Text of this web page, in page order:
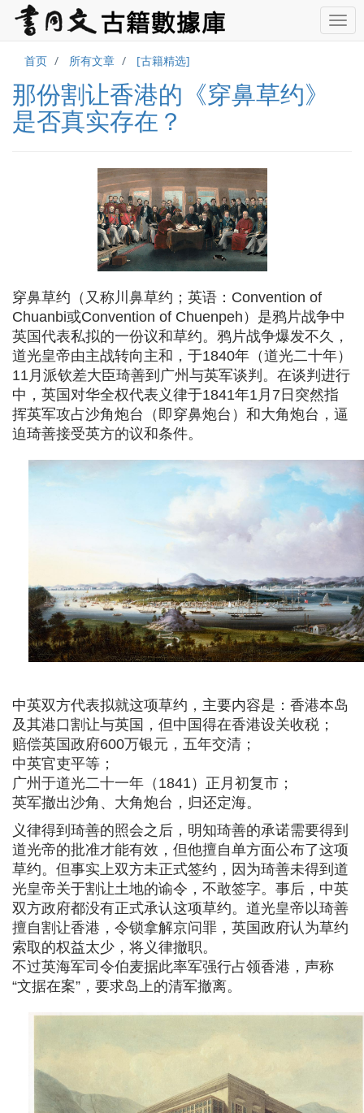
首页 所有文章 [古籍精选]
那份割让香港的《穿鼻草约》
是否真实存在？
穿鼻草约（又称川鼻草约；英语：Convention of
Chuanbi或Convention of Chuenpeh）是鸦片战争中
英国代表私拟的一份议和草约。鸦片战争爆发不久，
道光皇帝由主战转向主和，于1840年（道光二十年）
11月派钦差大臣琦善到广州与英军谈判。在谈判进行
中，英国对华全权代表义律于1841年1月7日突然指
挥英军攻占沙角炮台（即穿鼻炮台）和大角炮台，逼
迫琦善接受英方的议和条件。
中英双方代表拟就这项草约，主要内容是：香港本岛
及其港口割让与英国，但中国得在香港设关收税；
赔偿英国政府600万银元，五年交清；
中英官吏平等；
广州于道光二十一年（1841）正月初复市；
英军撤出沙角、大角炮台，归还定海。
义律得到琦善的照会之后，明知琦善的承诺需要得到
道光帝的批准才能有效，但他擅自单方面公布了这项
草约。但事实上双方未正式签约，因为琦善未得到道
光皇帝关于割让土地的谕令，不敢签字。事后，中英
双方政府都没有正式承认这项草约。道光皇帝以琦善
擅自割让香港，令锁拿解京问罪，英国政府认为草约
索取的权益太少，将义律撤职。
不过英海军司令伯麦据此率军强行占领香港，声称
“文据在案”，要求岛上的清军撤离。